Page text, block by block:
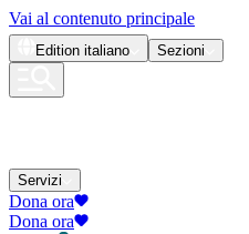
Vai al contenuto principale
Edition italiano Sezioni
Servizi
Dona ora
Dona ora